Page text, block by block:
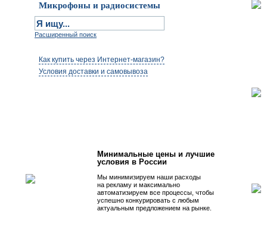
Микрофоны и радиосистемы
Расширенный поиск
Как купить через Интернет-магазин?
Условия доставки и самовывоза
Минимальные цены и лучшие
условия в России
Мы минимизируем наши расходы
на рекламу и максимально
автоматизируем все процессы, чтобы
успешно конкурировать с любым
актуальным предложением на рынке.